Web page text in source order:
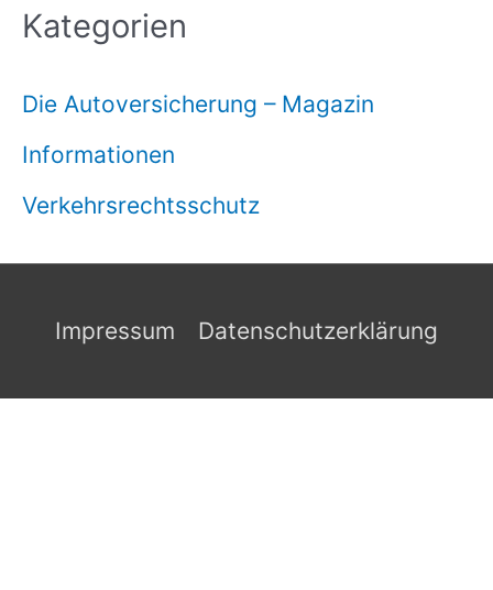
Kategorien
Die Autoversicherung – Magazin
Informationen
Verkehrsrechtsschutz
Impressum Datenschutzerklärung